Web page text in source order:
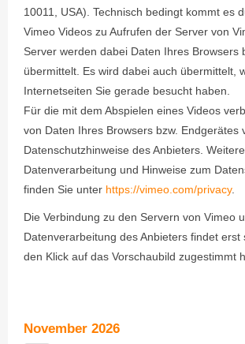
10011, USA). Technisch bedingt kommt es
Vimeo Videos zu Aufrufen der Server von
Server werden dabei Daten Ihres Browsers
übermittelt. Es wird dabei auch übermittelt,
Internetseiten Sie gerade besucht haben.
Für die mit dem Abspielen eines Videos
von Daten Ihres Browsers bzw. Endgerätes
Datenschutzhinweise des Anbieters.
Datenverarbeitung und Hinweise zum
finden Sie unter https://vimeo.com/privacy.
Die Verbindung zu den Servern von Vimeo
Datenverarbeitung des Anbieters findet
den Klick auf das Vorschaubild zugestimmt
November 2026